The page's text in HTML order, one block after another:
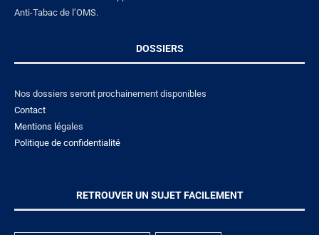
Anti-Tabac de l’OMS.
DOSSIERS
Nos dossiers seront prochainement disponibles
Contact
Mentions légales
Politique de confidentialité
RETROUVER UN SUJET FACILEMENT